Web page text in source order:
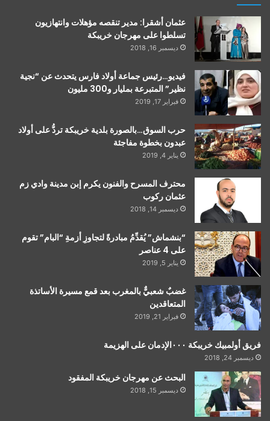
عثمان أشقرا: مدير تنقصه مؤهلات وانتهازيون
تسلطوا على مهرجان خريبكة
ديسمبر 16, 2018
فيديو…رئيس جماعة أولاد فارس يتحدث عن “نجية
نظير” المتبرعة بمليار و300 مليون
فبراير 17, 2019
حرب السوق…بالصورة بلدية خريبكة تردُّ على أولاد
عبدون بخطوة مفاجئة
يناير 4, 2019
محترف المسرح والفنون يكرم إبن مدينة وادي زم
عثمان ركوب
ديسمبر 14, 2018
“بنشماش” يُقدِّمُ مبادرةً لتجاوزِ أزمةِ “البام” تقوم
على 4 عناصر
يناير 5, 2019
غضبٌ شعبيٌّ بالمغرب بعد قمع مسيرة الأساتذة
المتعاقدين
فبراير 21, 2019
فريق أولمبيك خريبكة ٠٠٠الإدمان على الهزيمة
ديسمبر 24, 2018
البحث عن مهرجان خريبكة المفقود
ديسمبر 15, 2018